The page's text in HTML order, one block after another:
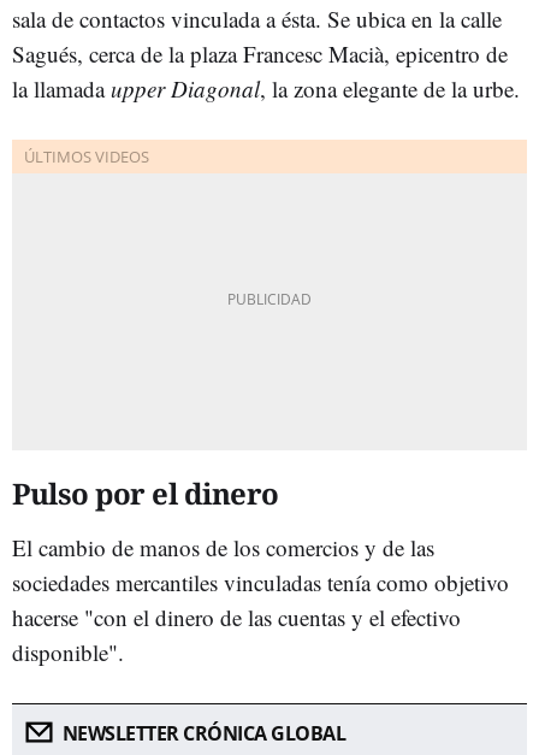
sala de contactos vinculada a ésta. Se ubica en la calle
Sagués, cerca de la plaza Francesc Macià, epicentro de
la llamadaupper Diagonal, la zona elegante de la urbe.
Pulso por el dinero
El cambio de manos de los comercios y de las
sociedades mercantiles vinculadas tenía como objetivo
hacerse "con el dinero de las cuentas y el efectivo
disponible".
NEWSLETTER CRÓNICA GLOBAL